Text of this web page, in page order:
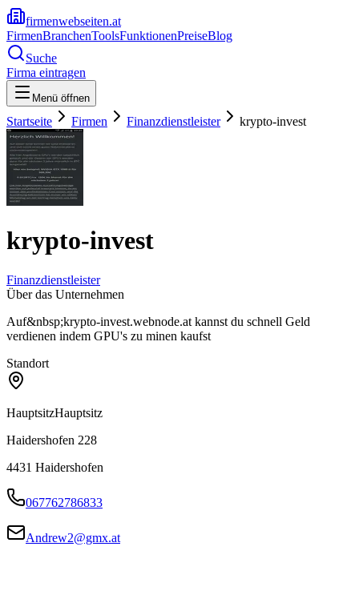
firmenwebseiten.at
FirmenBranchenToolsFunktionenPreiseBlog
Suche
Firma eintragen
Menü öffnen
Startseite Firmen Finanzdienstleister krypto-invest
krypto-invest
Finanzdienstleister
Über das Unternehmen
Auf&nbsp;krypto-invest.webnode.at kannst du schnell Geld
verdienen indem GPU's zu minen kaufst
Standort
HauptsitzHauptsitz
Haidershofen 228
4431 Haidershofen
067762786833
Andrew2@gmx.at